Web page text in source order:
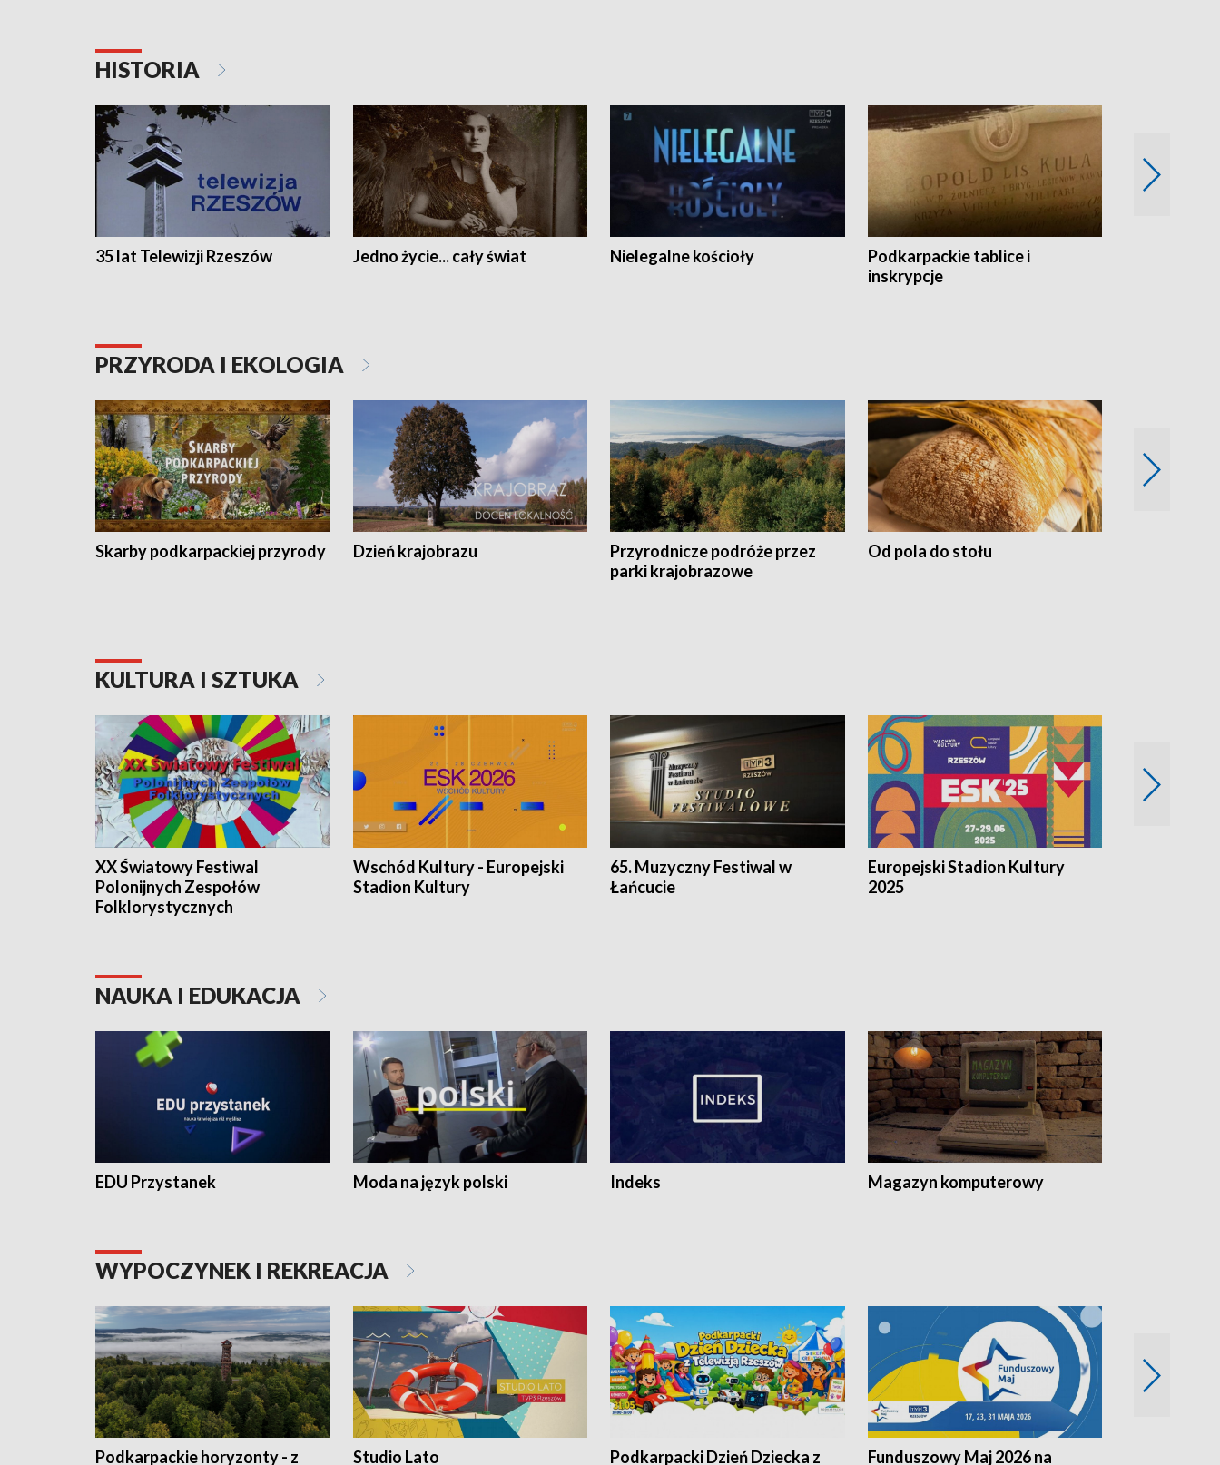
HISTORIA
35 lat Telewizji Rzeszów Jedno życie... cały świat Nielegalne kościoły
Podkarpackie tablice i
inskrypcje
PRZYRODA I EKOLOGIA
Skarby podkarpackiej przyrody Dzień krajobrazu
Przyrodnicze podróże przez
parki krajobrazowe
Od pola do stołu
KULTURA I SZTUKA
XX Światowy Festiwal
Polonijnych Zespołów
Folklorystycznych
Wschód Kultury - Europejski
Stadion Kultury
65. Muzyczny Festiwal w
Łańcucie
Europejski Stadion Kultury
2025
NAUKA I EDUKACJA
EDU Przystanek Moda na język polski Indeks Magazyn komputerowy
WYPOCZYNEK I REKREACJA
Podkarpackie horyzonty - z Studio Lato Podkarpacki Dzień Dziecka z Funduszowy Maj 2026 na